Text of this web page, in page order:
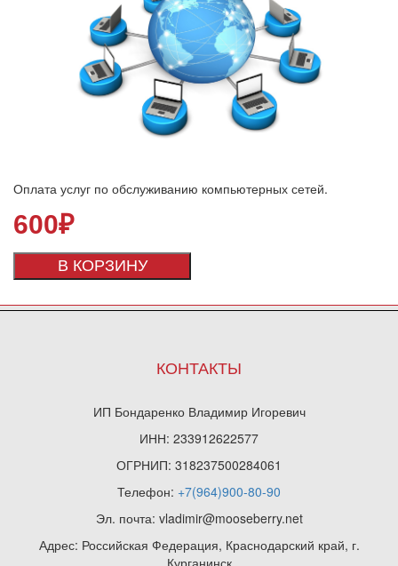
Оплата услуг по обслуживанию компьютерных сетей.
600₽
В КОРЗИНУ
КОНТАКТЫ
ИП Бондаренко Владимир Игоревич
ИНН: 233912622577
ОГРНИП: 318237500284061
Телефон: +7(964)900-80-90
Эл. почта: vladimir@mooseberry.net
Адрес: Российская Федерация, Краснодарский край, г.